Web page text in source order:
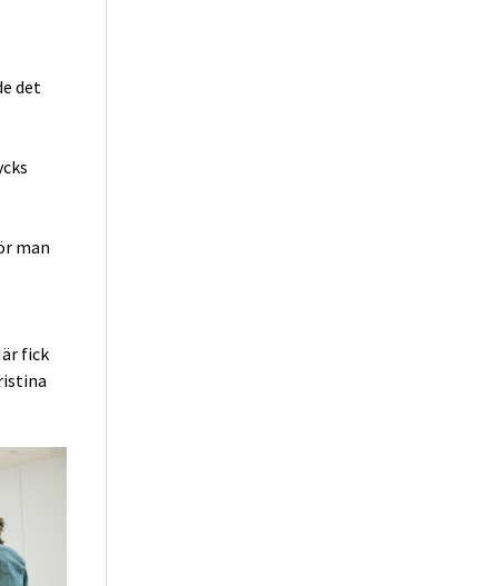
det
man
fick